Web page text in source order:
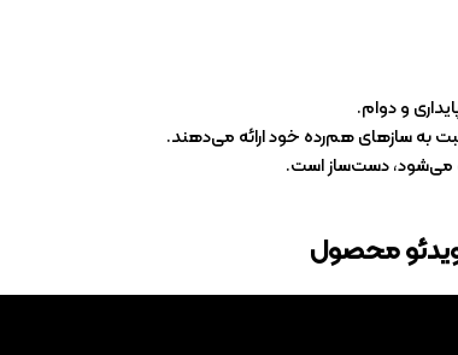
و دوام.
به سازهای هم‌رده خود ارائه می‌دهند.
می‌شود، دست‌ساز است.
محصول